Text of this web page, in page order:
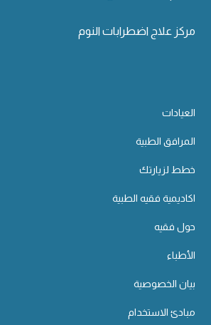
مركز علاج اضطرابات النوم
العيادات
المرافق الطبية
خطط لزيارتك
اكاديمية فقيه الطبية
حول فقيه
الأطباء
بيان الخصوصية
مبادئ الاستخدام